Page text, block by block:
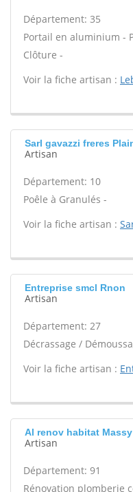
Département: 35
Portail en aluminium -
Clôture -
Voir la fiche artisan :
Sarl gavazzi freres
Artisan
Département: 10
Poêle à Granulés -
Voir la fiche artisan :
Entreprise smcl Rnon
Artisan
Département: 27
Décrassage /
Voir la fiche artisan :
Al renov habitat Massy
Artisan
Département: 91
Rénovation plomberie